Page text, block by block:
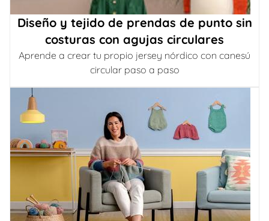
Diseño y tejido de prendas de punto sin
costuras con agujas circulares
Aprende a crear tu propio jersey nórdico con canesú
circular paso a paso